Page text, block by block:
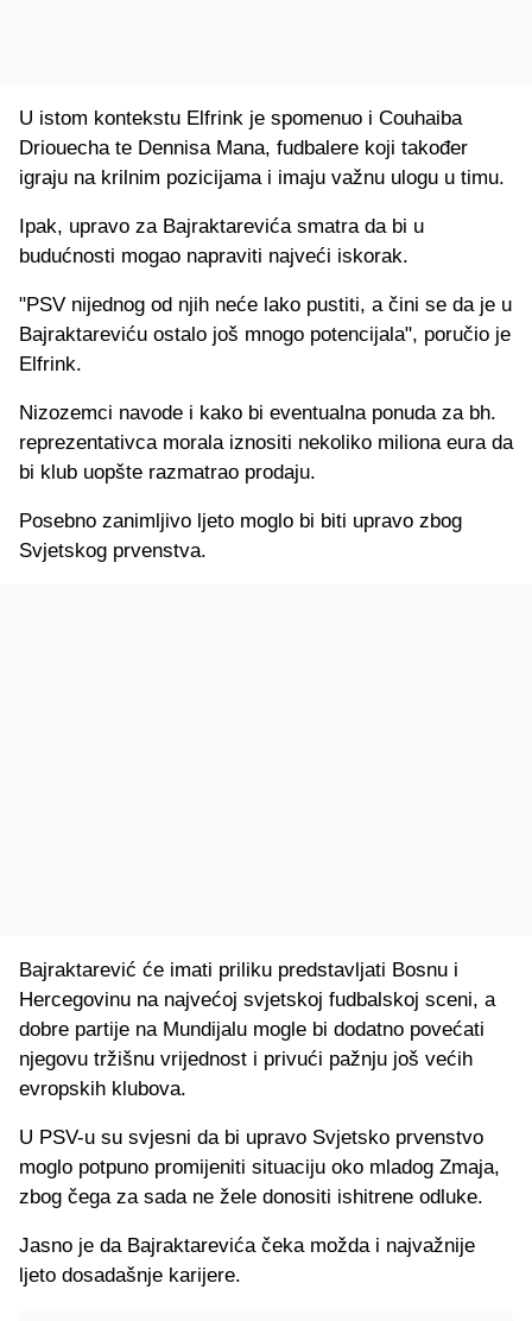
U istom kontekstu Elfrink je spomenuo i Couhaiba
Driouecha te Dennisa Mana, fudbalere koji također
igraju na krilnim pozicijama i imaju važnu ulogu u timu.
Ipak, upravo za Bajraktarevića smatra da bi u
budućnosti mogao napraviti najveći iskorak.
"PSV nijednog od njih neće lako pustiti, a čini se da je u
Bajraktareviću ostalo još mnogo potencijala", poručio je
Elfrink.
Nizozemci navode i kako bi eventualna ponuda za bh.
reprezentativca morala iznositi nekoliko miliona eura da
bi klub uopšte razmatrao prodaju.
Posebno zanimljivo ljeto moglo bi biti upravo zbog
Svjetskog prvenstva.
Bajraktarević će imati priliku predstavljati Bosnu i
Hercegovinu na najvećoj svjetskoj fudbalskoj sceni, a
dobre partije na Mundijalu mogle bi dodatno povećati
njegovu tržišnu vrijednost i privući pažnju još većih
evropskih klubova.
U PSV-u su svjesni da bi upravo Svjetsko prvenstvo
moglo potpuno promijeniti situaciju oko mladog Zmaja,
zbog čega za sada ne žele donositi ishitrene odluke.
Jasno je da Bajraktarevića čeka možda i najvažnije
ljeto dosadašnje karijere.